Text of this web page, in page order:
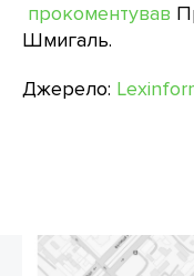
прокоментував
Шмигаль.
Джерело: